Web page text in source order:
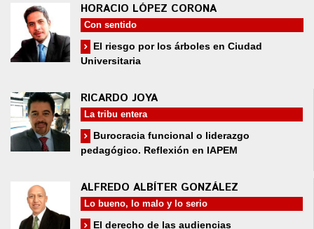
HORACIO LÓPEZ CORONA
Con sentido
El riesgo por los árboles en Ciudad
Universitaria
RICARDO JOYA
La tribu entera
Burocracia funcional o liderazgo
pedagógico. Reflexión en IAPEM
ALFREDO ALBÍTER GONZÁLEZ
Lo bueno, lo malo y lo serio
El derecho de las audiencias